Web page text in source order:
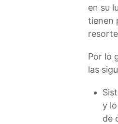
en su
tienen
Por lo
las
y
de